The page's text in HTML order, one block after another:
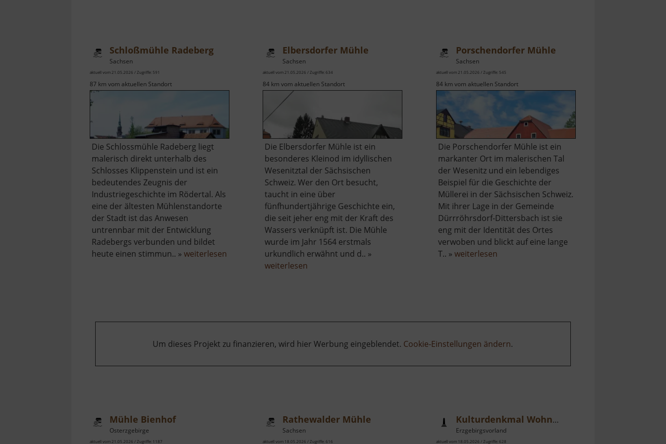
Schloßmühle Radeberg
Sachsen
aktuell vom 21.05.2026 / Zugriffe: 591
87 km vom aktuellen Standort
Die Schlossmühle Radeberg liegt
malerisch direkt unterhalb des
Schlosses Klippenstein und ist ein
bedeutendes Zeugnis der
Industriegeschichte im Rödertal. Als
eine der ältesten Mühlenstandorte
der Stadt ist das Anwesen
untrennbar mit der Entwicklung
Radebergs verbunden und bildet
heute einen stimmun.. » weiterlesen
Schloßmühle
Elbersdorfer Mühle
Sachsen
aktuell vom 21.05.2026 / Zugriffe: 634
84 km vom aktuellen Standort
Die Elbersdorfer Mühle ist ein
besonderes Kleinod im idyllischen
Wesenitztal der Sächsischen
Schweiz. Wer den Ort besucht,
taucht in eine über
fünfhundertjährige Geschichte ein,
die seit jeher eng mit der Kraft des
Wassers verknüpft ist. Die Mühle
wurde im Jahr 1564 erstmals
urkundlich erwähnt und d.. »
weiterlesen
Porschendorfer Mühle
Sachsen
aktuell vom 21.05.2026 / Zugriffe: 545
84 km vom aktuellen Standort
Die Porschendorfer Mühle ist ein
markanter Ort im malerischen Tal
der Wesenitz und ein lebendiges
Beispiel für die Geschichte der
Müllerei in der Sächsischen Schweiz.
Mit ihrer Lage in der Gemeinde
Dürrröhrsdorf-Dittersbach ist sie
eng mit der Identität des Ortes
verwoben und blickt auf eine lange
T.. » weiterlesenüber
Um dieses Projekt zu finanzieren, wird hier Werbung eingeblendet. Cookie-Einstellungen ändern.
Mühle Bienhof
Osterzgebirge
aktuell vom 21.05.2026 / Zugriffe: 1187
Rathewalder Mühle
Sachsen
aktuell vom 18.05.2026 / Zugriffe: 616
Kulturdenkmal Wohnmühle Schmidt-Rottluff
Erzgebirgsvorland
aktuell vom 18.05.2026 / Zugriffe: 628